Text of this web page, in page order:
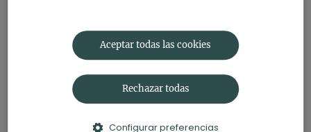
Aceptar todas las cookies
Rechazar todas
Configurar preferencias